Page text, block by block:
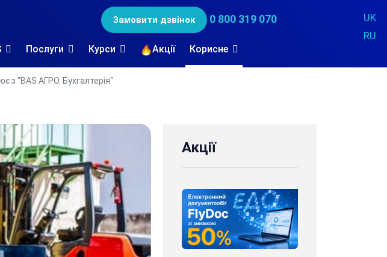
Замовити дзвінок 0 800 319 070
UK
RU
Послуги Курси Акції Корисне
з "BAS АГРО. Бухгалтерія"
Акції